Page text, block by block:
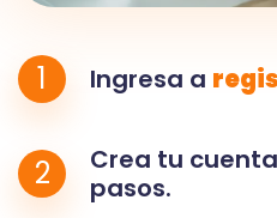
1 Ingresa a
2
Crea tu
pasos.